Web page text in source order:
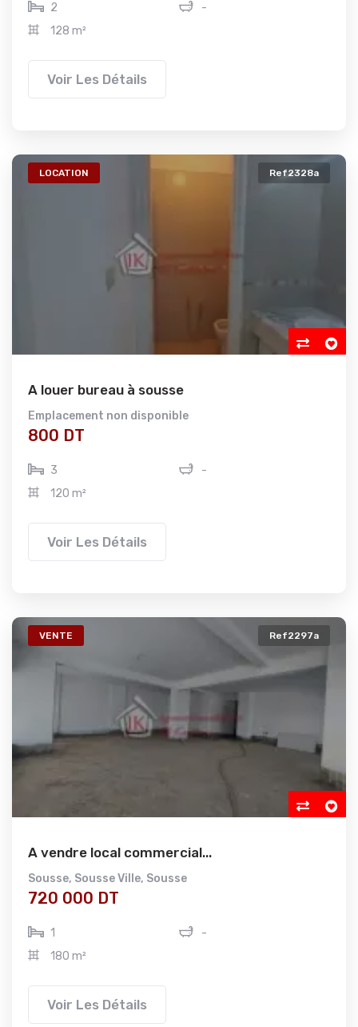
2
-
128 m²
Voir Les Détails
LOCATION Ref2328a
A louer bureau à sousse
Emplacement non disponible
800 DT
3
-
120 m²
Voir Les Détails
VENTE Ref2297a
A vendre local commercial...
Sousse, Sousse Ville, Sousse
720 000 DT
1
-
180 m²
Voir Les Détails